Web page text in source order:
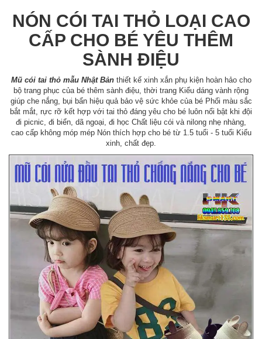
NÓN CÓI TAI THỎ LOẠI CAO
CẤP CHO BÉ YÊU THÊM
SÀNH ĐIỆU
Mũ cói tai thỏ mẫu Nhật Bảnthiết kế xinh xắn phụ kiện hoàn hảo cho
bộ trang phục của bé thêm sành điệu, thời trang Kiểu dáng vành rộng
giúp che nắng, bụi bẩn hiệu quả bảo vệ sức khỏe của bé Phối màu sắc
bắt mắt, rực rỡ kết hợp với tai thỏ đáng yêu cho bé luôn nổi bật khi đội
đi picnic, đi biển, dã ngoại, đi học Chất liệu cói và nilong nhẹ nhàng,
cao cấp không móp mép Nón thích hợp cho bé từ 1.5 tuổi - 5 tuổi Kiểu
xinh, chất đẹp.